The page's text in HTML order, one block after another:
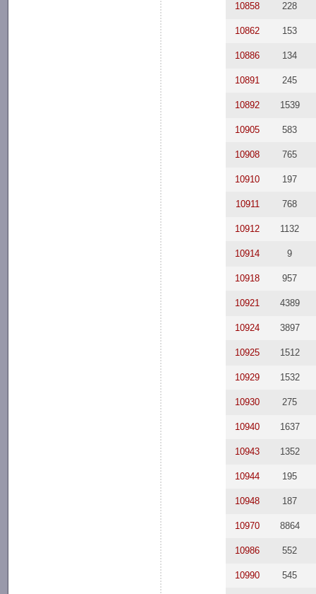
10858 228
10862 153
10886 134
10891 245
10892 1539
10905 583
10908 765
10910 197
10911 768
10912 1132
10914 9
10918 957
10921 4389
10924 3897
10925 1512
10929 1532
10930 275
10940 1637
10943 1352
10944 195
10948 187
10970 8864
10986 552
10990 545